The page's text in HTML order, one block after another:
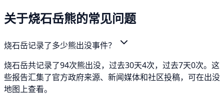
关于烧石岳熊的常见问题
烧石岳记录了多少熊出没事件？
烧石岳共记录了94次熊出没，过去30天4次，过去7天0次。这
些报告汇集了官方政府来源、新闻媒体和社区投稿，可在出没
地图上查看。